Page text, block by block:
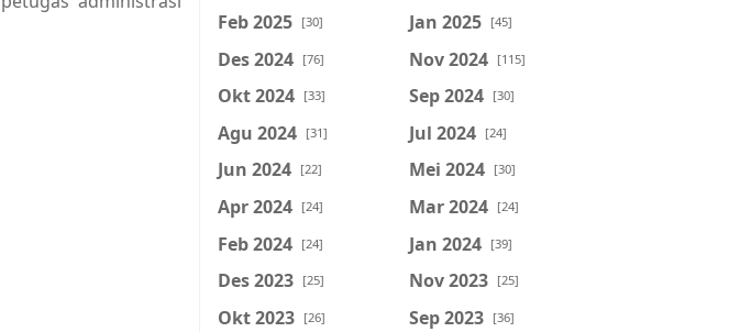
Feb 2025 [30] Jan 2025 [45]
Des 2024 [76] Nov 2024 [115]
Okt 2024 [33] Sep 2024 [30]
Agu 2024 [31] Jul 2024 [24]
Jun 2024 [22] Mei 2024 [30]
Apr 2024 [24] Mar 2024 [24]
Feb 2024 [24] Jan 2024 [39]
Des 2023 [25] Nov 2023 [25]
Okt 2023 [26] Sep 2023 [36]